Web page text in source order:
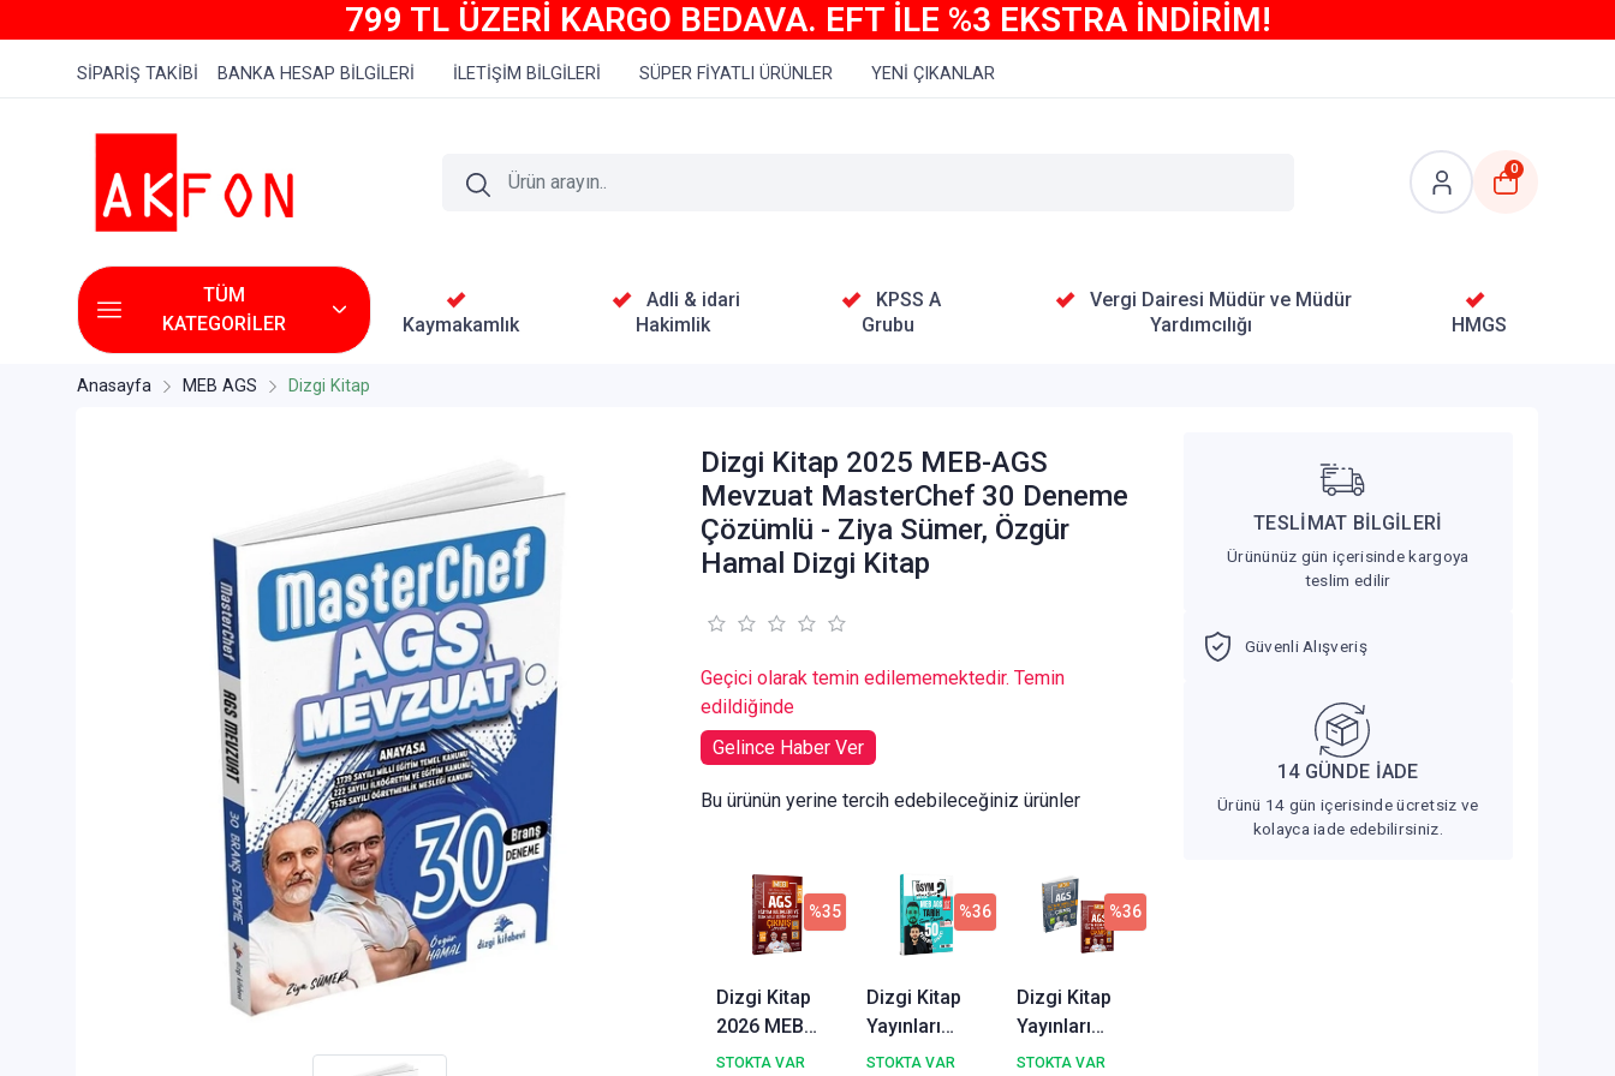
799 TL ÜZERİ KARGO BEDAVA. EFT İLE %3 EKSTRA İNDİRİM!
SİPARİŞ TAKİBİ BANKA HESAP BİLGİLERİ İLETİŞİM BİLGİLERİ SÜPER FİYATLI ÜRÜNLER YENİ ÇIKANLAR
0
TÜM
KATEGORİLER
Kaymakamlık
Adli & idari
Hakimlik
KPSS A
Grubu
Vergi Dairesi Müdür ve Müdür
Yardımcılığı
HMGS
Anasayfa MEB AGS Dizgi Kitap
Dizgi Kitap 2025 MEB-AGS
Mevzuat MasterChef 30 Deneme
Çözümlü - Ziya Sümer, Özgür
Hamal Dizgi Kitap
Geçici olarak temin edilememektedir. Temin
edildiğinde
Gelince Haber Ver
Bu ürünün yerine tercih edebileceğiniz ürünler
Dizgi Kitap
2026 MEB
AGS Tamamı
STOKTA VAR
%35
Dizgi Kitap
Yayınları
2026 ÖSYM
STOKTA VAR
%36
Dizgi Kitap
Yayınları
2026 MEB
STOKTA VAR
%36
TESLİMAT BİLGİLERİ
Ürününüz gün içerisinde kargoya
teslim edilir
Güvenli Alışveriş
14 GÜNDE İADE
Ürünü 14 gün içerisinde ücretsiz ve
kolayca iade edebilirsiniz.